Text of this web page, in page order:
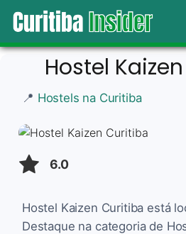
Hostel
📍 Hostels na Curitiba
6.0
Hostel Kaizen Curitiba está
Destaque na categoria de